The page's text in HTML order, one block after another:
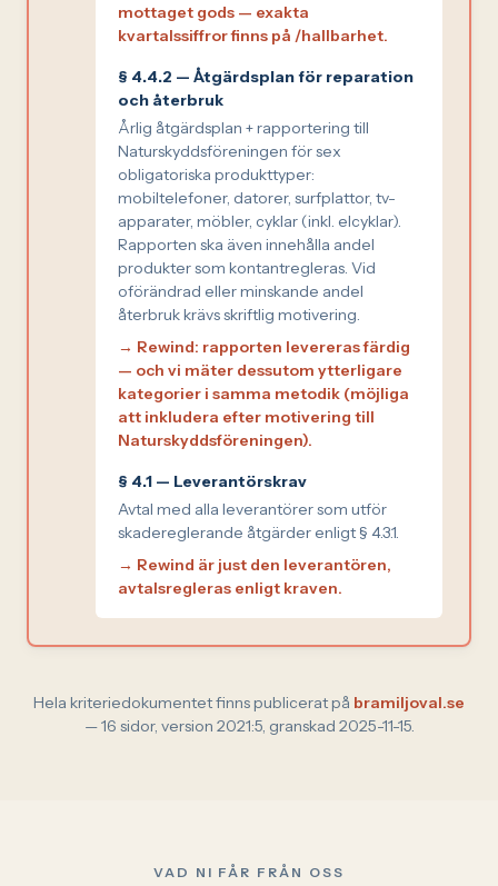
mottaget gods — exakta
kvartalssiffror finns på /hallbarhet.
§ 4.4.2 — Åtgärdsplan för reparation
och återbruk
Årlig åtgärdsplan + rapportering till
Naturskyddsföreningen för sex
obligatoriska produkttyper:
mobiltelefoner, datorer, surfplattor, tv-
apparater, möbler, cyklar (inkl. elcyklar).
Rapporten ska även innehålla andel
produkter som kontantregleras. Vid
oförändrad eller minskande andel
återbruk krävs skriftlig motivering.
→ Rewind: rapporten levereras färdig
— och vi mäter dessutom ytterligare
kategorier i samma metodik (möjliga
att inkludera efter motivering till
Naturskyddsföreningen).
§ 4.1 — Leverantörskrav
Avtal med alla leverantörer som utför
skadereglerande åtgärder enligt § 4.3.1.
→ Rewind är just den leverantören,
avtalsregleras enligt kraven.
Hela kriteriedokumentet finns publicerat på bramiljoval.se
— 16 sidor, version 2021:5, granskad 2025-11-15.
VAD NI FÅR FRÅN OSS